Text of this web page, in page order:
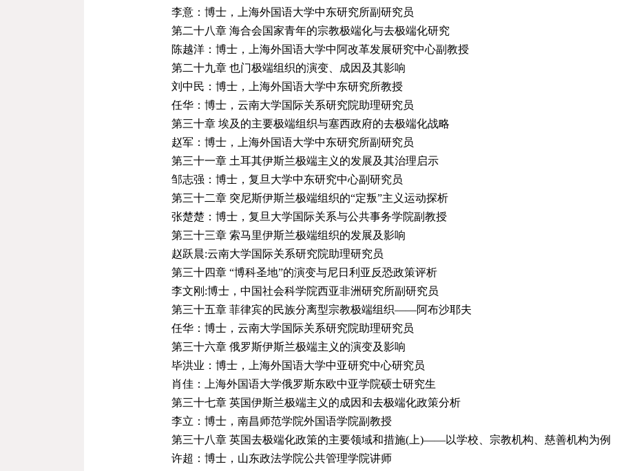
李意：博士，上海外国语大学中东研究所副研究员
第二十八章 海合会国家青年的宗教极端化与去极端化研究
陈越洋：博士，上海外国语大学中阿改革发展研究中心副教授
第二十九章 也门极端组织的演变、成因及其影响
刘中民：博士，上海外国语大学中东研究所教授
任华：博士，云南大学国际关系研究院助理研究员
第三十章 埃及的主要极端组织与塞西政府的去极端化战略
赵军：博士，上海外国语大学中东研究所副研究员
第三十一章 土耳其伊斯兰极端主义的发展及其治理启示
邹志强：博士，复旦大学中东研究中心副研究员
第三十二章 突尼斯伊斯兰极端组织的“定叛”主义运动探析
张楚楚：博士，复旦大学国际关系与公共事务学院副教授
第三十三章 索马里伊斯兰极端组织的发展及影响
赵跃晨:云南大学国际关系研究院助理研究员
第三十四章 “博科圣地”的演变与尼日利亚反恐政策评析
李文刚:博士，中国社会科学院西亚非洲研究所副研究员
第三十五章 菲律宾的民族分离型宗教极端组织——阿布沙耶夫
任华：博士，云南大学国际关系研究院助理研究员
第三十六章 俄罗斯伊斯兰极端主义的演变及影响
毕洪业：博士，上海外国语大学中亚研究中心研究员
肖佳：上海外国语大学俄罗斯东欧中亚学院硕士研究生
第三十七章 英国伊斯兰极端主义的成因和去极端化政策分析
李立：博士，南昌师范学院外国语学院副教授
第三十八章 英国去极端化政策的主要领域和措施(上)——以学校、宗教机构、慈善机构为例
许超：博士，山东政法学院公共管理学院讲师